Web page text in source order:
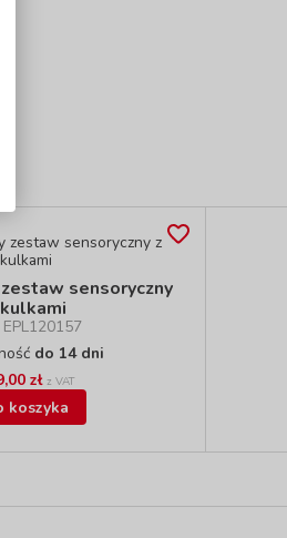
sensoryczny
do 14 dni
zł z VAT
koszyka